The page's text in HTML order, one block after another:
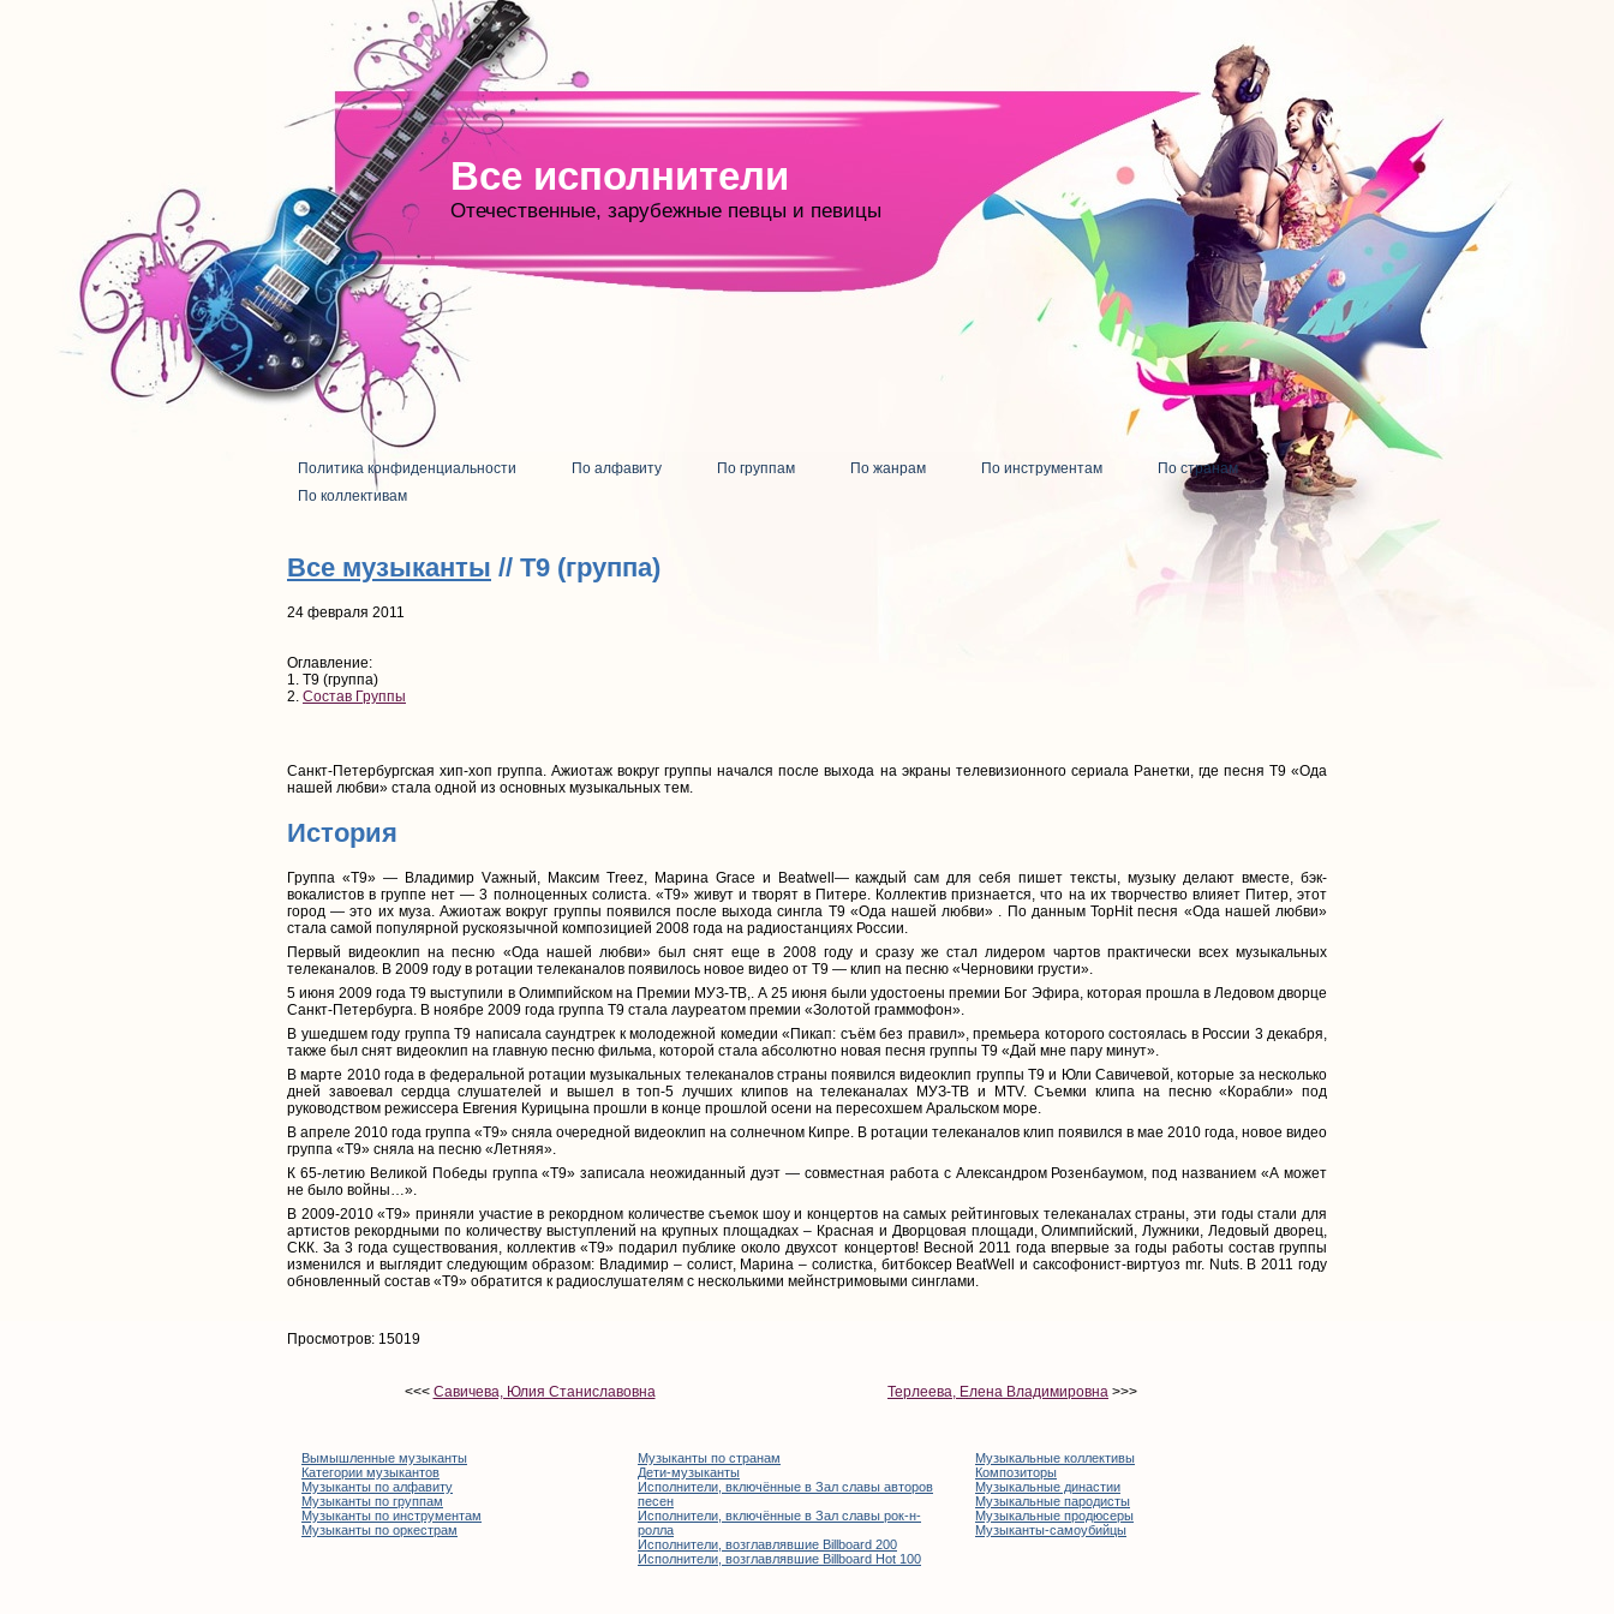
Все исполнители
Отечественные, зарубежные певцы и певицы
Политика конфиденциальности По алфавиту По группам По жанрам По инструментам
По странам
По коллективам
Все музыканты // Т9 (группа)
24 февраля 2011
Оглавление:
1. Т9 (группа)
2. Состав Группы
Санкт-Петербургская хип-хоп группа. Ажиотаж вокруг группы начался после выхода на экраны телевизионного сериала Ранетки, где песня Т9 «Ода
нашей любви» стала одной из основных музыкальных тем.
История
Группа «Т9» — Владимир Vажный, Максим Treez, Марина Grace и Beatwell— каждый сам для себя пишет тексты, музыку делают вместе, бэк-
вокалистов в группе нет — 3 полноценных солиста. «Т9» живут и творят в Питере. Коллектив признается, что на их творчество влияет Питер, этот
город — это их муза. Ажиотаж вокруг группы появился после выхода сингла Т9 «Ода нашей любви» . По данным TopHit песня «Ода нашей любви»
стала самой популярной рускоязычной композицией 2008 года на радиостанциях России.
Первый видеоклип на песню «Ода нашей любви» был снят еще в 2008 году и сразу же стал лидером чартов практически всех музыкальных
телеканалов. В 2009 году в ротации телеканалов появилось новое видео от Т9 — клип на песню «Черновики грусти».
5 июня 2009 года Т9 выступили в Олимпийском на Премии МУЗ-ТВ,. А 25 июня были удостоены премии Бог Эфира, которая прошла в Ледовом дворце
Санкт-Петербурга. В ноябре 2009 года группа Т9 стала лауреатом премии «Золотой граммофон».
В ушедшем году группа Т9 написала саундтрек к молодежной комедии «Пикап: съём без правил», премьера которого состоялась в России 3 декабря,
также был снят видеоклип на главную песню фильма, которой стала абсолютно новая песня группы Т9 «Дай мне пару минут».
В марте 2010 года в федеральной ротации музыкальных телеканалов страны появился видеоклип группы Т9 и Юли Савичевой, которые за несколько
дней завоевал сердца слушателей и вышел в топ-5 лучших клипов на телеканалах МУЗ-ТВ и MTV. Съемки клипа на песню «Корабли» под
руководством режиссера Евгения Курицына прошли в конце прошлой осени на пересохшем Аральском море.
В апреле 2010 года группа «Т9» сняла очередной видеоклип на солнечном Кипре. В ротации телеканалов клип появился в мае 2010 года, новое видео
группа «Т9» сняла на песню «Летняя».
К 65-летию Великой Победы группа «Т9» записала неожиданный дуэт — совместная работа с Александром Розенбаумом, под названием «А может
не было войны…».
В 2009-2010 «Т9» приняли участие в рекордном количестве съемок шоу и концертов на самых рейтинговых телеканалах страны, эти годы стали для
артистов рекордными по количеству выступлений на крупных площадках – Красная и Дворцовая площади, Олимпийский, Лужники, Ледовый дворец,
СКК. За 3 года существования, коллектив «Т9» подарил публике около двухсот концертов! Весной 2011 года впервые за годы работы состав группы
изменился и выглядит следующим образом: Владимир – солист, Марина – солистка, битбоксер BeatWell и саксофонист-виртуоз mr. Nuts. В 2011 году
обновленный состав «Т9» обратится к радиослушателям с несколькими мейнстримовыми синглами.
Просмотров: 15019
<<< Савичева, Юлия Станиславовна Терлеева, Елена Владимировна >>>
Вымышленные музыканты
Категории музыкантов
Музыканты по алфавиту
Музыканты по группам
Музыканты по инструментам
Музыканты по оркестрам
Музыканты по странам
Дети-музыканты
Исполнители, включённые в Зал славы авторов
песен
Исполнители, включённые в Зал славы рок-н-
ролла
Исполнители, возглавлявшие Billboard 200
Исполнители, возглавлявшие Billboard Hot 100
Музыкальные коллективы
Композиторы
Музыкальные династии
Музыкальные пародисты
Музыкальные продюсеры
Музыканты-самоубийцы